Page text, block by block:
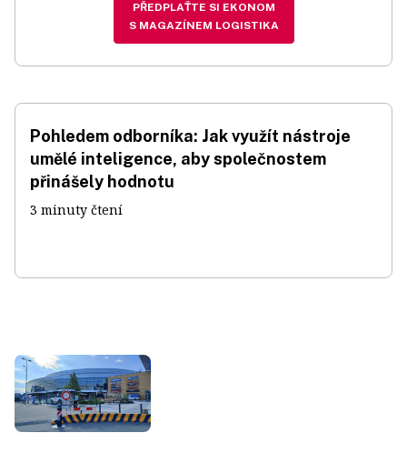
PŘEDPLAŤTE SI EKONOM
S MAGAZÍNEM LOGISTIKA
Pohledem odborníka: Jak využít nástroje
umělé inteligence, aby společnostem
přinášely hodnotu
3 minuty čtení